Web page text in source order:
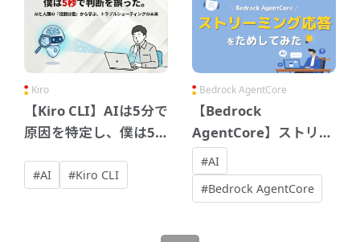
Kiro
【Kiro CLI】AIは5分で
原因を特定し、僕は5
こから学んだこと
#AI #Kiro CLI
Bedrock AgentCore
【Bedrock
AgentCore】ストリー
ミング応答を試してみ
た
#AI
#Bedrock AgentCore